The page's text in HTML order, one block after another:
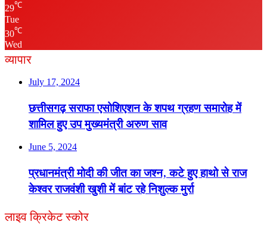
29℃
Tue
30℃
Wed
व्यापार
July 17, 2024
छत्तीसगढ़ सराफा एसोशिएशन के शपथ ग्रहण समारोह में
शामिल हुए उप मुख्यमंत्री अरुण साव
June 5, 2024
प्रधानमंत्री मोदी की जीत का जश्न, कटे हुए हाथो से राज
केश्वर राजवंशी खुशी में बांट रहे निशुल्क मुर्रा
लाइव क्रिकेट स्कोर